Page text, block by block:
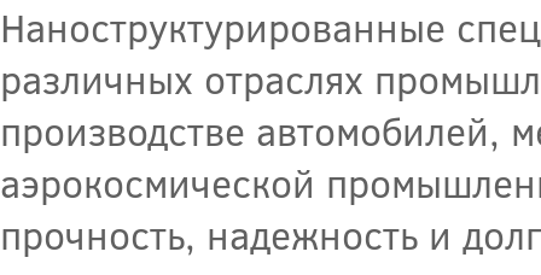
Наноструктурированные
различных отраслях
производстве автомобилей,
аэрокосмической
прочность, надежность и